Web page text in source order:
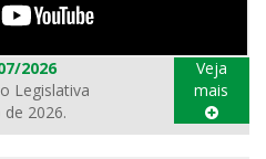
2026
Legislativa
2026.
Veja
mais